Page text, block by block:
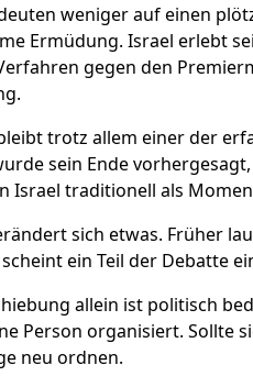
weniger auf einen
Ermüdung. Israel erlebt
gegen den
trotz allem einer der
sein Ende
Israel traditionell als
sich etwas. Früher
ein Teil der Debatte
allein ist politisch
Person organisiert. Sollte
neu ordnen.